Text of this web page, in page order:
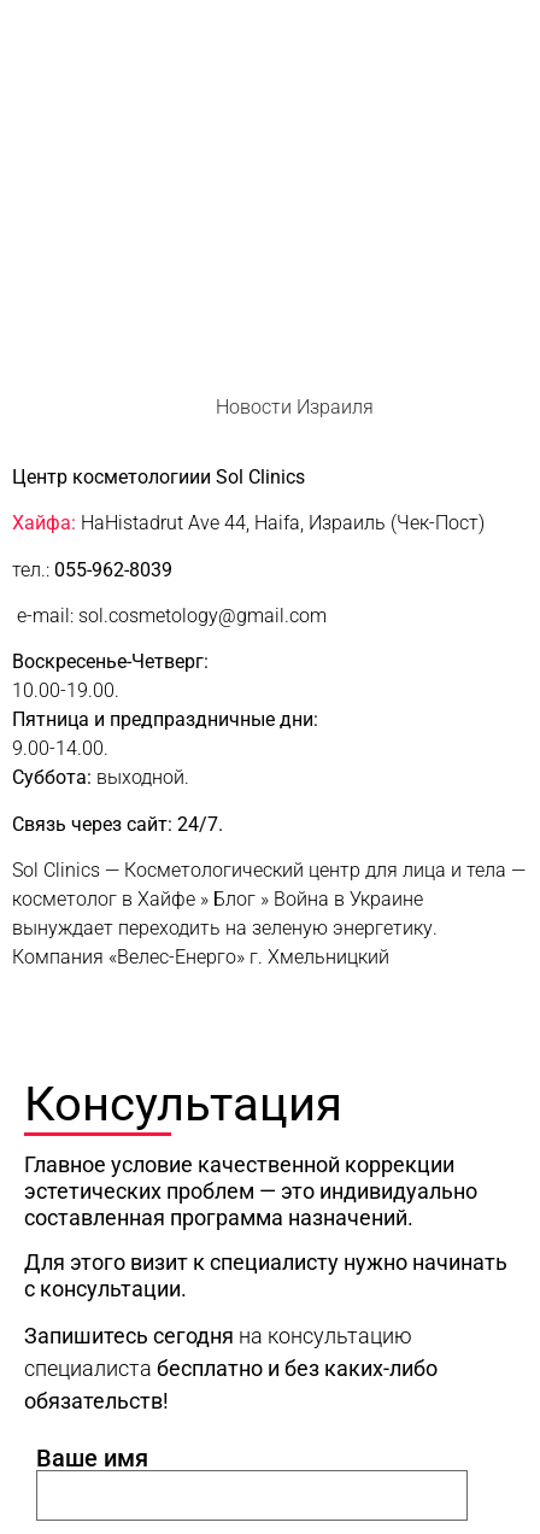
Новости Израиля
Центр косметологиии Sol Clinics
Хайфа: HaHistadrut Ave 44, Haifa, Израиль (Чек-Пост)
тел.: 055-962-8039
e-mail: sol.cosmetology@gmail.com
Воскресенье-Четверг:
10.00-19.00.
Пятница и предпраздничные дни:
9.00-14.00.
Суббота: выходной.
Связь через сайт: 24/7.
Sol Clinics — Косметологический центр для лица и тела —
косметолог в Хайфе » Блог » Война в Украине
вынуждает переходить на зеленую энергетику.
Компания «Велес-Енерго» г. Хмельницкий
Консультация
Главное условие качественной коррекции
эстетических проблем — это индивидуально
составленная программа назначений.
Для этого визит к специалисту нужно начинать
с консультации.
Запишитесь сегодня на консультацию
специалиста бесплатно и без каких-либо
обязательств!
Ваше имя